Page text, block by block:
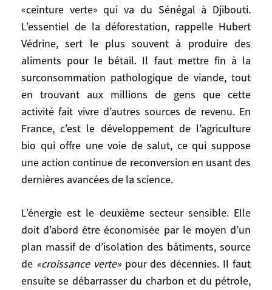
«ceinture verte» qui va du Sénégal à Djibouti.
L’essentiel de la déforestation, rappelle Hubert
Védrine, sert le plus souvent à produire des
aliments pour le bétail. Il faut mettre fin à la
surconsommation pathologique de viande, tout
en trouvant aux millions de gens que cette
activité fait vivre d’autres sources de revenu. En
France, c’est le développement de l’agriculture
bio qui offre une voie de salut, ce qui suppose
une action continue de reconversion en usant des
dernières avancées de la science.
L’énergie est le deuxième secteur sensible. Elle
doit d’abord être économisée par le moyen d’un
plan massif de d’isolation des bâtiments, source
de «croissance verte»pour des décennies. Il faut
ensuite se débarrasser du charbon et du pétrole,
Il s’agit ensuite d’une action secteur par
secteur. C’est l’agriculture qui offre le plus
de difficultés : elle est responsable de 24
% des émissions mondiales de CO2. Sur le
plan mondial, l’urgence est au
reboisement, par exemple en restaurant la
«ceinture verte» qui va du Sénégal à
Djibouti. L’essentiel de la déforestation,
rappelle Hubert Védrine, sert le plus
souvent à produire des aliments pour le
surconsommation pathologique de viande,
cette activité fait vivre d’autres sources de
revenu. En France, c’est le développement
de l’agriculture bio qui offre une voie de
salut, ce qui suppose une action continue
de reconversion en usant des dernières